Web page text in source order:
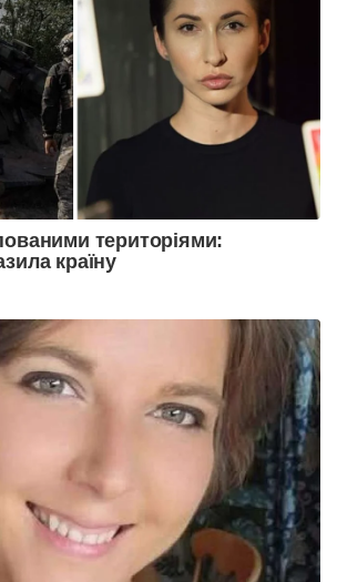
територіями:
країну